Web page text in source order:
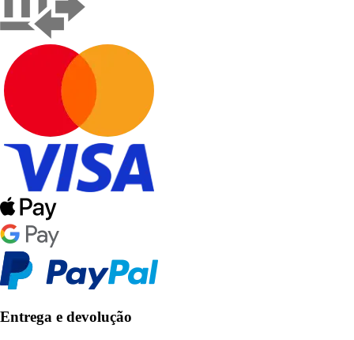
Entrega e devolução